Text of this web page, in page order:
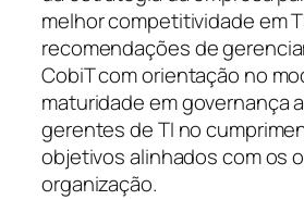
melhor competitividade em
recomendações de
CobiT com orientação no
maturidade em governança
gerentes de TI no
objetivos alinhados com os
organização.